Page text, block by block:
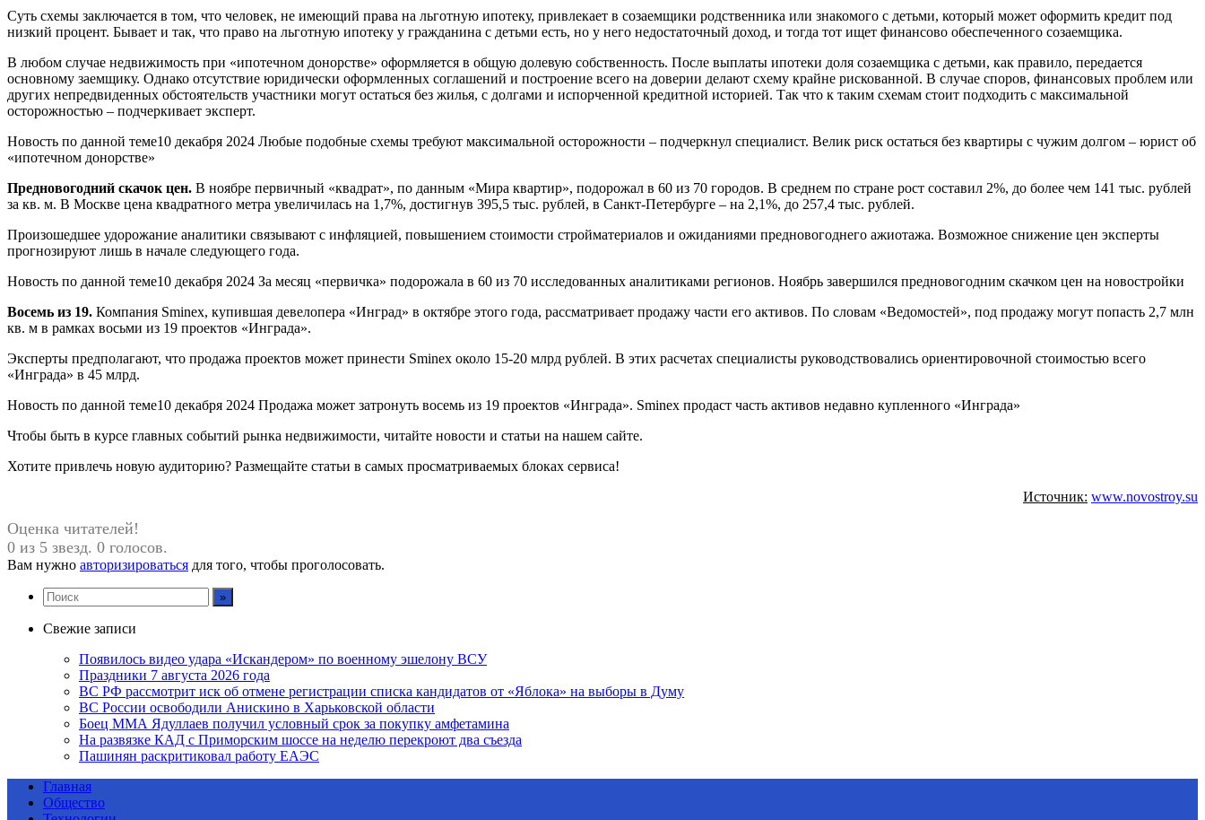
Суть схемы заключается в том, что человек, не имеющий права на льготную ипотеку, привлекает в созаемщики родственника или знакомого с детьми, который может оформить кредит под
низкий процент. Бывает и так, что право на льготную ипотеку у гражданина с детьми есть, но у него недостаточный доход, и тогда тот ищет финансово обеспеченного созаемщика.
В любом случае недвижимость при «ипотечном донорстве» оформляется в общую долевую собственность. После выплаты ипотеки доля созаемщика с детьми, как правило, передается
основному заемщику. Однако отсутствие юридически оформленных соглашений и построение всего на доверии делают схему крайне рискованной. В случае споров, финансовых проблем или
других непредвиденных обстоятельств участники могут остаться без жилья, с долгами и испорченной кредитной историей. Так что к таким схемам стоит подходить с максимальной
осторожностью – подчеркивает эксперт.
Новость по данной теме10 декабря 2024 Любые подобные схемы требуют максимальной осторожности – подчеркнул специалист. Велик риск остаться без квартиры с чужим долгом – юрист об
«ипотечном донорстве»
Предновогодний скачок цен. В ноябре первичный «квадрат», по данным «Мира квартир», подорожал в 60 из 70 городов. В среднем по стране рост составил 2%, до более чем 141 тыс. рублей
за кв. м. В Москве цена квадратного метра увеличилась на 1,7%, достигнув 395,5 тыс. рублей, в Санкт-Петербурге – на 2,1%, до 257,4 тыс. рублей.
Произошедшее удорожание аналитики связывают с инфляцией, повышением стоимости стройматериалов и ожиданиями предновогоднего ажиотажа. Возможное снижение цен эксперты
прогнозируют лишь в начале следующего года.
Новость по данной теме10 декабря 2024 За месяц «первичка» подорожала в 60 из 70 исследованных аналитиками регионов. Ноябрь завершился предновогодним скачком цен на новостройки
Восемь из 19. Компания Sminex, купившая девелопера «Инград» в октябре этого года, рассматривает продажу части его активов. По словам «Ведомостей», под продажу могут попасть 2,7 млн
кв. м в рамках восьми из 19 проектов «Инграда».
Эксперты предполагают, что продажа проектов может принести Sminex около 15-20 млрд рублей. В этих расчетах специалисты руководствовались ориентировочной стоимостью всего
«Инграда» в 45 млрд.
Новость по данной теме10 декабря 2024 Продажа может затронуть восемь из 19 проектов «Инграда». Sminex продаст часть активов недавно купленного «Инграда»
Чтобы быть в курсе главных событий рынка недвижимости, читайте новости и статьи на нашем сайте.
Хотите привлечь новую аудиторию? Размещайте статьи в самых просматриваемых блоках сервиса!
Источник: www.novostroy.su
Оценка читателей!
0 из 5 звезд. 0 голосов.
Вам нужно авторизироваться для того, чтобы проголосовать.
Свежие записи
Появилось видео удара «Искандером» по военному эшелону ВСУ
Праздники 7 августа 2026 года
ВС РФ рассмотрит иск об отмене регистрации списка кандидатов от «Яблока» на выборы в Думу
ВС России освободили Анискино в Харьковской области
Боец ММА Ядуллаев получил условный срок за покупку амфетамина
На развязке КАД с Приморским шоссе на неделю перекроют два съезда
Пашинян раскритиковал работу ЕАЭС
Главная
Общество